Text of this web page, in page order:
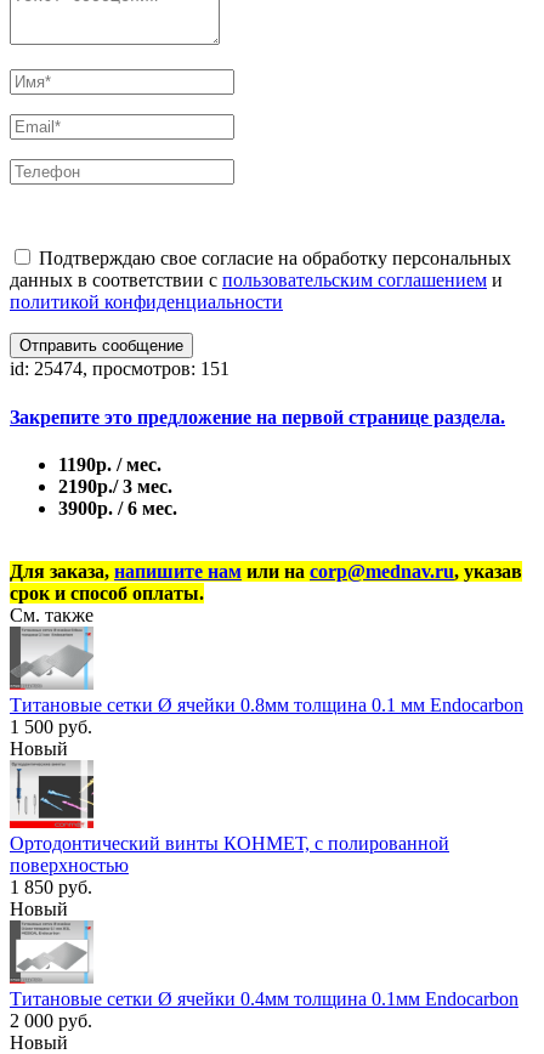
Подтверждаю свое согласие на обработку персональных
данных в соответствии с пользовательским соглашением и
политикой конфиденциальности
Отправить сообщение
id: 25474, просмотров: 151
Закрепите это предложение на первой странице раздела.
1190р. / мес.
2190р./ 3 мес.
3900р. / 6 мес.
Для заказа, напишите нам или на corp@mednav.ru, указав
срок и способ оплаты.
См. также
Титановые сетки Ø ячейки 0.8мм толщина 0.1 мм Endocarbon
1 500 руб.
Новый
Ортодонтический винты КОНМЕТ, с полированной
поверхностью
1 850 руб.
Новый
Титановые сетки Ø ячейки 0.4мм толщина 0.1мм Endocarbon
2 000 руб.
Новый